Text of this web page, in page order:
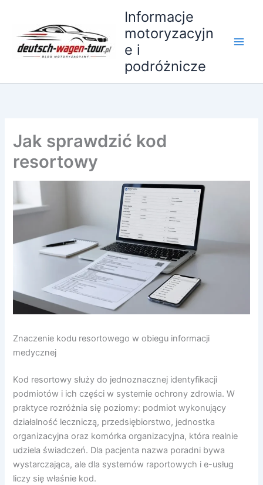
treści
Informacje
motoryzacyjn
e i
podróżnicze
Jak sprawdzić kod
resortowy
Znaczenie kodu resortowego w obiegu informacji
medycznej
Kod resortowy służy do jednoznacznej identyfikacji
podmiotów i ich części w systemie ochrony zdrowia. W
praktyce rozróżnia się poziomy: podmiot wykonujący
działalność leczniczą, przedsiębiorstwo, jednostka
organizacyjna oraz komórka organizacyjna, która realnie
udziela świadczeń. Dla pacjenta nazwa poradni bywa
wystarczająca, ale dla systemów raportowych i e-usług
liczy się właśnie kod.